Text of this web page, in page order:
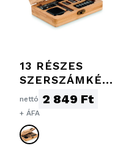
13 RÉSZES
SZERSZÁMKÉSZ
LET
nettó 2 849 Ft
+ ÁFA